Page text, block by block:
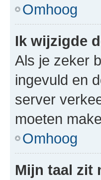
Omhoog
Ik wijzigde
Als je zeker
ingevuld en
server
moeten
Omhoog
Mijn taal zit